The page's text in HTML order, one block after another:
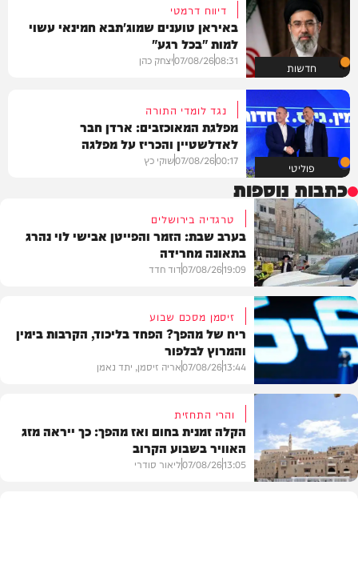
חדשות
דיווח דרמטי
באיראן טוענים שמוג'תבא חמינאי עשוי
למות "בכל רגע"
08:31
07/08/26יצחק כהן
פוליטי
נגד לומדי התורה
מפלגת המאוכזבים: ארדן חבר
לאדלשטיין והכריז על מפלגה
00:17
07/08/26שוקי כץ
כתבות נוספות
בארץ
טרגדיה בירושלים
בערב שבת: הזמר והפייטן אבישי לוי נהרג
בתאונה מחרידה
19:09
07/08/26דוד חדד
פוליטי
זיסמן מסכם שבוע
ריח של מהפך? הפחד בליכוד, הקרבות בימין
והמרוץ לבלפור
13:44
07/08/26אריה זיסמן, יתד נאמן
והרי התחזית
הקלה זמנית בחום ואז מהפך: כך ייראה מזג
האוויר בשבוע הקרוב
13:05
07/08/26ליאור סודרי